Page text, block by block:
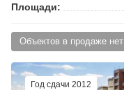
Площади:
Объектов в продаже нет
Год сдачи 2012